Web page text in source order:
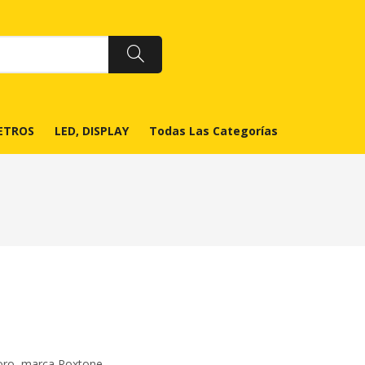
LED, DISPLAY Todas Las Categorías